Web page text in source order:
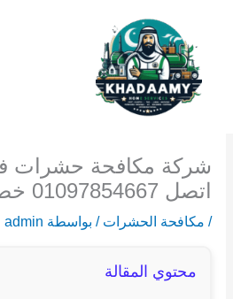
المحتوى
شركة مكافحة حشرات
اتصل 01097854667 خصم 70%
/ مكافحة الحشرات / بواسطة admin
محتوي المقالة